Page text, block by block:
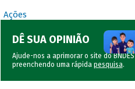
Ações
DÊ SUA OPINIÃO
Ajude-nos a aprimorar o site do BNDES
preenchendo uma rápida pesquisa.